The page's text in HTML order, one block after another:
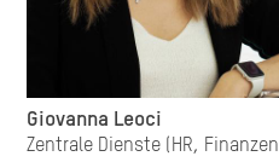
Giovanna Leoci
Zentrale Dienste (HR, Finanzen)